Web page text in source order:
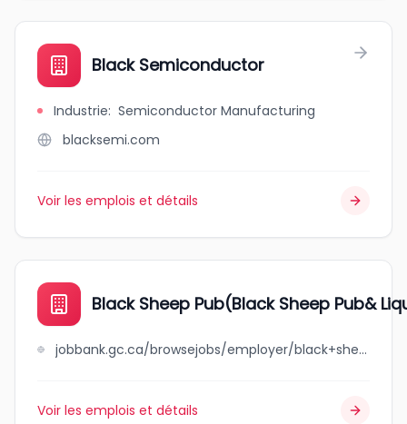
Black Semiconductor
Industrie: Semiconductor Manufacturing
blacksemi.com
Voir les emplois et détails
Black Sheep Pub(Black Sheep Pub&
jobbank.gc.ca/browsejobs/employer/black+sheep+pub%28black+sheep+pub%26+liquor+store%29/ca
Voir les emplois et détails